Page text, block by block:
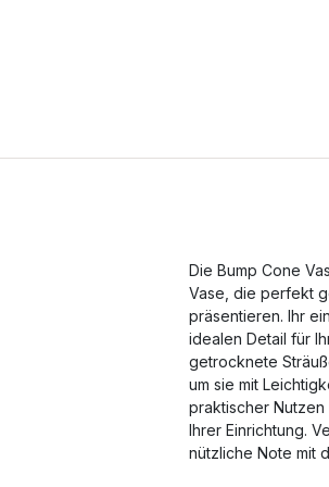
Die Bump Cone
Vase, die perfekt
präsentieren. Ihr
idealen Detail für
getrocknete
um sie mit
praktischer
Ihrer Einrichtung.
nützliche Note mit